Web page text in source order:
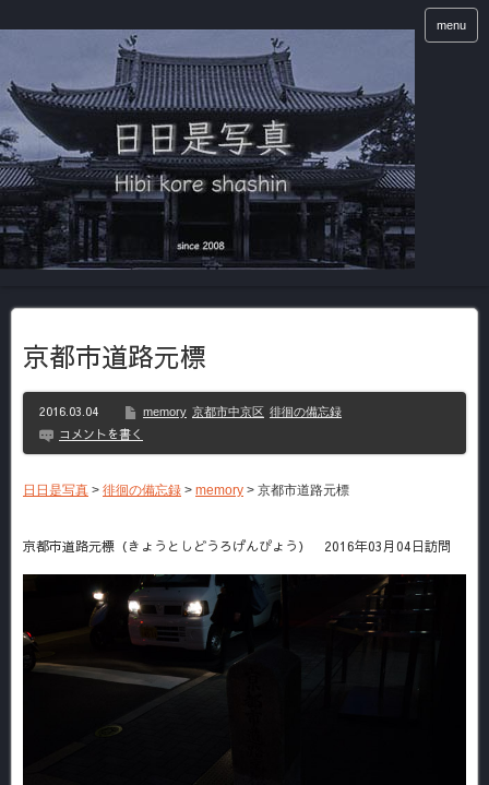
menu
京都市道路元標
2016.03.04 memory 京都市中京区 徘徊の備忘録
コメントを書く
日日是写真 > 徘徊の備忘録 > memory > 京都市道路元標
京都市道路元標（きょうとしどうろげんぴょう） 2016年03月04日訪問